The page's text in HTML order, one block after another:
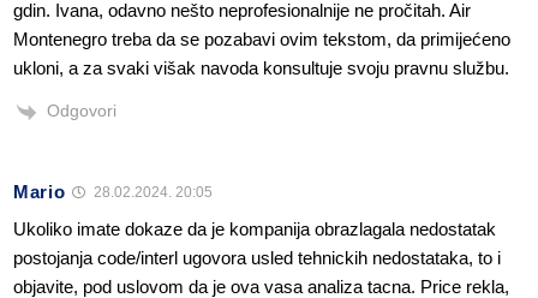
gdin. Ivana, odavno nešto neprofesionalnije ne pročitah. Air
Montenegro treba da se pozabavi ovim tekstom, da primijećeno
ukloni, a za svaki višak navoda konsultuje svoju pravnu službu.
Odgovori
Mario 28.02.2024. 20:05
Ukoliko imate dokaze da je kompanija obrazlagala nedostatak
postojanja code/interl ugovora usled tehnickih nedostataka, to i
objavite, pod uslovom da je ova vasa analiza tacna. Price rekla,